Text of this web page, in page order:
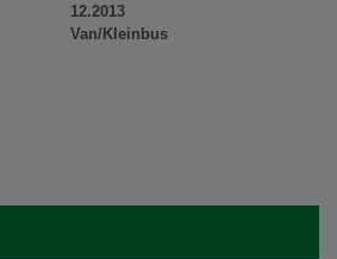
12.2013
Van/Kleinbus